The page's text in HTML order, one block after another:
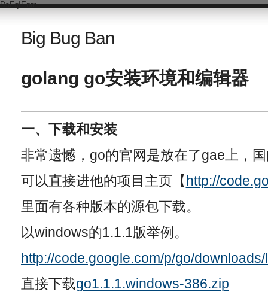
DsFqIEnm
Big Bug Ban
golang go安装环境和编辑器
一、下载和安装
非常遗憾，go的官网是放在了gae上，
可以直接进他的项目主页【http://
里面有各种版本的源包下载。
以windows的1.1.1版举例。
http://code.google.com/p/go/downloads/
直接下载go1.1.1.windows-386.zip